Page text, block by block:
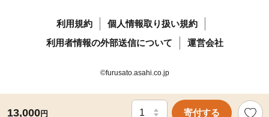
13,000円 寄付する
利用規約
個人情報取り扱い規約
利用者情報の外部送信について
運営会社
©furusato.asahi.co.jp